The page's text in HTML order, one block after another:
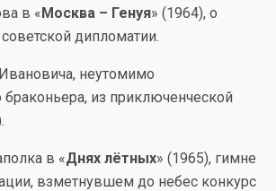
в «Москва – Генуя» (1964), о
дипломатии.
неутомимо
из приключенческой
в «Днях лётных» (1965), гимне
взметнувшем до небес конкурс